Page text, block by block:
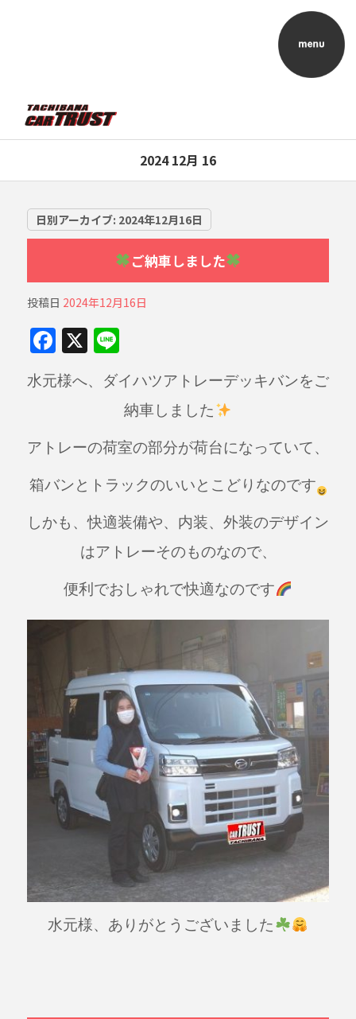
2024 12月 16
日別アーカイブ: 2024年12月16日
ご納車しました
投稿日 2024年12月16日
F
a
c
b
o
k
X Li
n
e
水元様へ、ダイハツアトレーデッキバンをご
納車しました
アトレーの荷室の部分が荷台になっていて、
箱バンとトラックのいいとこどりなのです
しかも、快適装備や、内装、外装のデザイン
はアトレーそのものなので、
便利でおしゃれで快適なのです
水元様、ありがとうございました